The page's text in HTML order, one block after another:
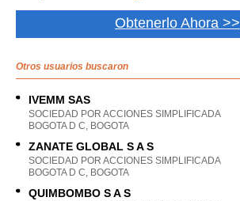
Obtenerlo Ahora >>
Otros usuarios buscaron
IVEMM SAS
SOCIEDAD POR ACCIONES SIMPLIFICADA
BOGOTA D C, BOGOTA
ZANATE GLOBAL S A S
SOCIEDAD POR ACCIONES SIMPLIFICADA
BOGOTA D C, BOGOTA
QUIMBOMBO S A S